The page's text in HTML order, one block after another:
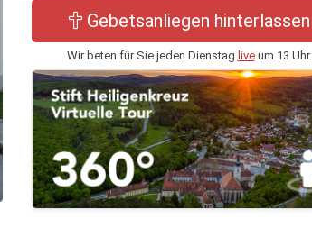
Gebetsanliegen hinterlassen
Wir beten für Sie jeden Dienstag liveum 13 Uhr.